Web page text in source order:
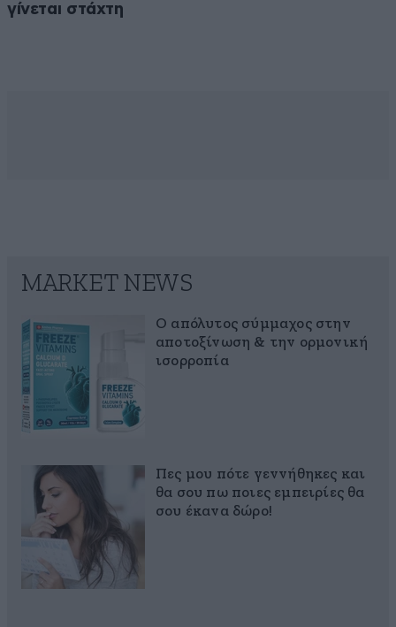
γίνεται στάχτη
MARKET NEWS
Ο απόλυτος σύμμαχος στην
αποτοξίνωση & την ορμονική
ισορροπία
Πες μου πότε γεννήθηκες και
θα σου πω ποιες εμπειρίες θα
σου έκανα δώρο!